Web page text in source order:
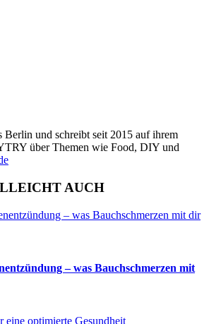
Berlin und schreibt seit 2015 auf ihrem
über Themen wie Food, DIY und
AUCH
– was Bauchschmerzen mit